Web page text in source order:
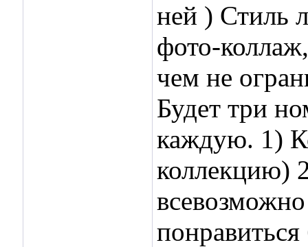
ней ) Стиль
фото-
чем не
Будет три
каждую. 1)
коллекцию)